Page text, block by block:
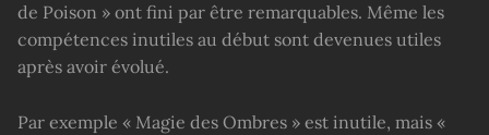
de Poison » ont fini par être remarquables. Même les
compétences inutiles au début sont devenues utiles
après avoir évolué.
Par exemple « Magie des Ombres » est inutile, mais «